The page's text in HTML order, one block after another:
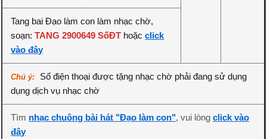
Tang bai Đạo làm con làm nhạc chờ,
soạn:TANG 2900649 SốĐT hoặcclick
vào đây
Chú ý:
Số điện thoại được tặng nhạc chờ phải đang sử dụng
dụng dịch vụ nhạc chờ
Tìm nhạc chuông bài hát "Đạo làm con", vui lòngclick vào
đây